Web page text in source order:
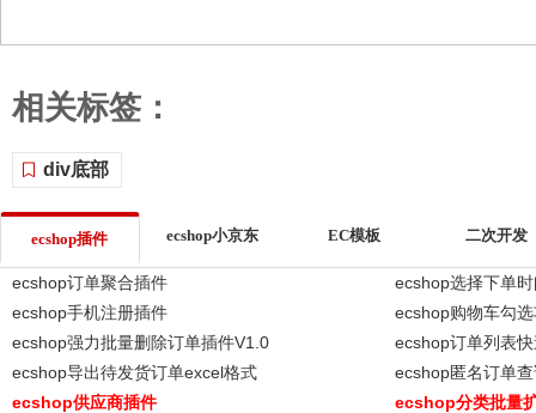
相关标签：
div底部
ecshop插件 ecshop小京东 EC模板 二次开发
ecshop订单聚合插件
ecshop选择下单
ecshop手机注册插件
ecshop购物车勾
ecshop强力批量删除订单插件V1.0
ecshop订单列表
ecshop导出待发货订单excel格式
ecshop匿名订单
ecshop供应商插件
ecshop分类批量